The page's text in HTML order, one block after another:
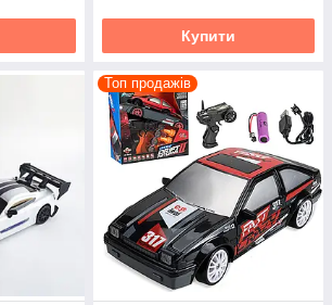
Купити
Топ продажів